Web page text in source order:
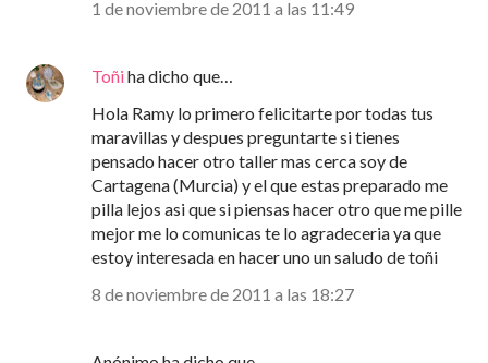
1 de noviembre de 2011 a las 11:49
Toñiha dicho que…
Hola Ramy lo primero felicitarte por todas tus
maravillas y despues preguntarte si tienes
pensado hacer otro taller mas cerca soy de
Cartagena (Murcia) y el que estas preparado me
pilla lejos asi que si piensas hacer otro que me pille
mejor me lo comunicas te lo agradeceria ya que
estoy interesada en hacer uno un saludo de toñi
8 de noviembre de 2011 a las 18:27